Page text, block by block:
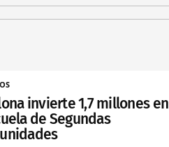
invierte 1,7 millones en
de Segundas